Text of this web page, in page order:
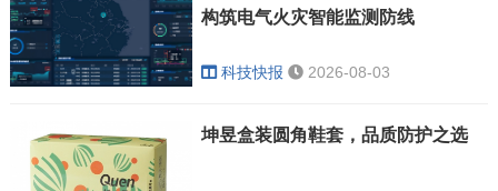
构筑电气火灾智能监测防线
科技快报 2026-08-03
坤昱盒装圆角鞋套，品质防护之选